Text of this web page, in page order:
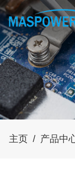
主页 / 产品中